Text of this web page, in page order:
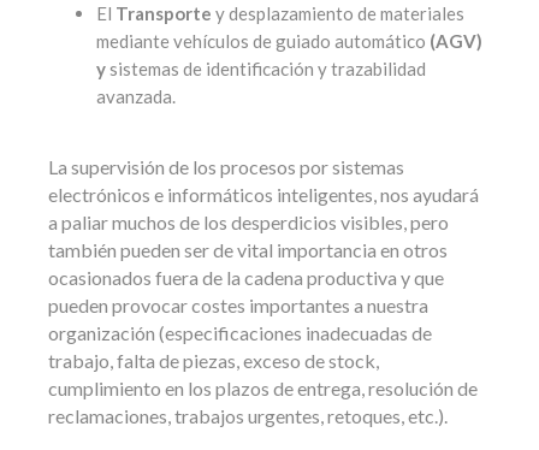
El Transporte y desplazamiento de materiales
mediante vehículos de guiado automático (AGV)
ysistemas de identificación y trazabilidad
avanzada.
La supervisión de los procesos por sistemas
electrónicos e informáticos inteligentes, nos ayudará
a paliar muchos de los desperdicios visibles, pero
también pueden ser de vital importancia en otros
ocasionados fuera de la cadena productiva y que
pueden provocar costes importantes a nuestra
organización (especificaciones inadecuadas de
trabajo, falta de piezas, exceso de stock,
cumplimiento en los plazos de entrega, resolución de
reclamaciones, trabajos urgentes, retoques, etc.).